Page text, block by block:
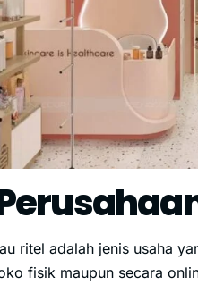
ritel adalah jenis usaha
fisik maupun secara